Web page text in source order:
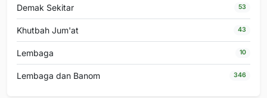
Demak Sekitar 53
Khutbah Jum'at 43
Lembaga 10
Lembaga dan Banom 346